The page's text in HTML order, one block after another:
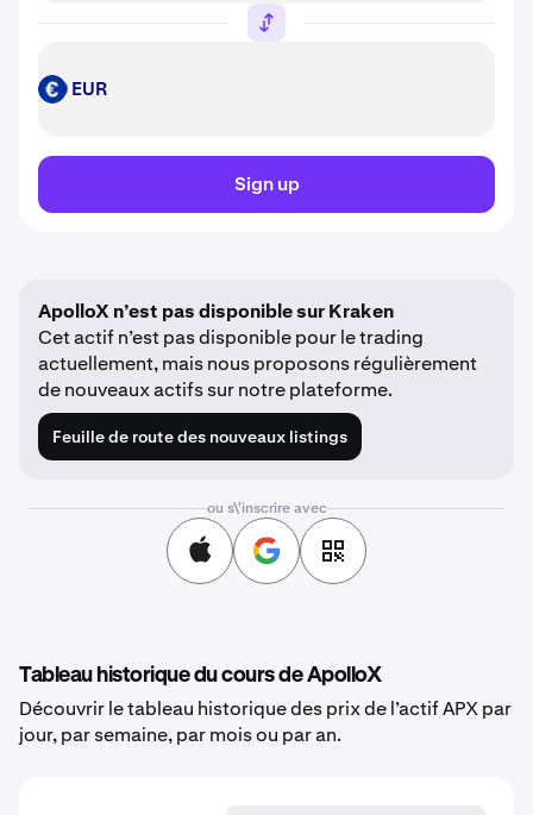
EUR EUR
Sign up
ApolloX n’est pas disponible sur Kraken
Cet actif n’est pas disponible pour le trading
actuellement, mais nous proposons régulièrement
de nouveaux actifs sur notre plateforme.
Feuille de route des nouveaux listings
ou s\'inscrire avec
Tableau historique du cours de ApolloX
Découvrir le tableau historique des prix de l’actif APX par
jour, par semaine, par mois ou par an.